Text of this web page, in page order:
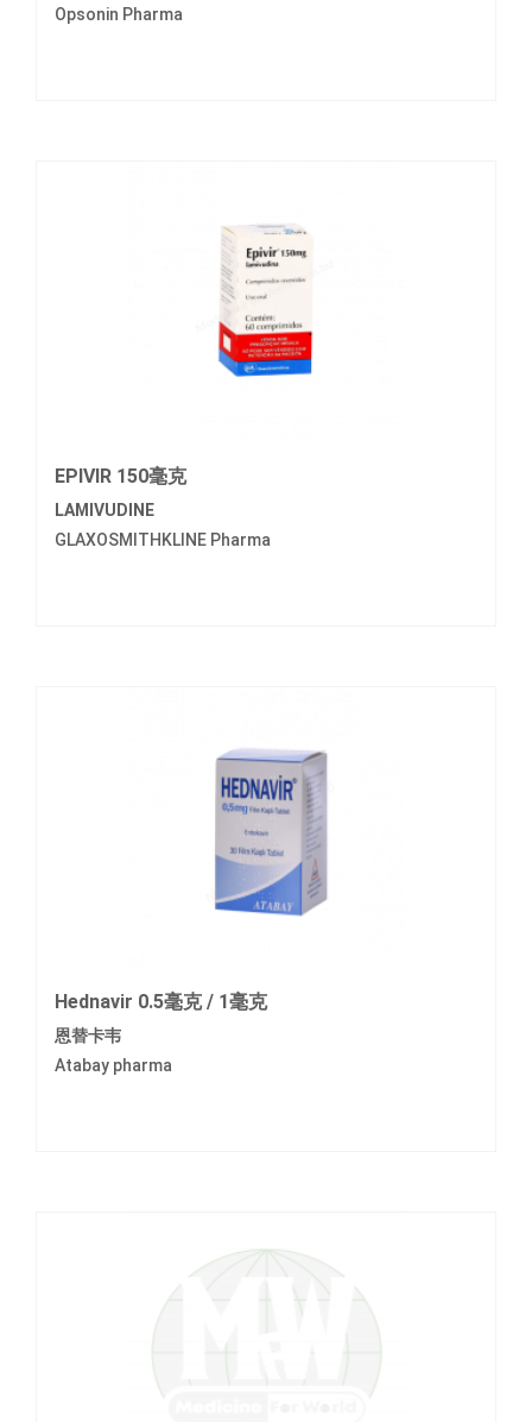
Opsonin Pharma
EPIVIR 150毫克
LAMIVUDINE
GLAXOSMITHKLINE Pharma
Hednavir 0.5毫克 / 1毫克
恩替卡韦
Atabay pharma